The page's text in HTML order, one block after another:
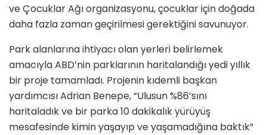
ve Çocuklar Ağı organizasyonu, çocuklar için doğada
daha fazla zaman geçirilmesi gerektiğini savunuyor.
Park alanlarına ihtiyacı olan yerleri belirlemek
amacıyla ABD’nin parklarının haritalandığı yedi yıllık
bir proje tamamladı. Projenin kıdemli başkan
yardımcısı Adrian Benepe, “Ulusun %86’sını
haritaladık ve bir parka 10 dakikalık yürüyüş
mesafesinde kimin yaşayıp ve yaşamadığına baktık”